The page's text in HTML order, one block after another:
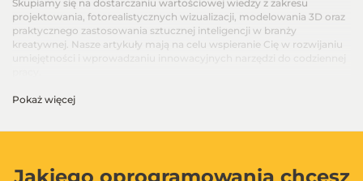
Skupiamy się na dostarczaniu wartościowej wiedzy z zakresu
projektowania, fotorealistycznych wizualizacji, modelowania 3D oraz
praktycznego zastosowania sztucznej inteligencji w branży
kreatywnej. Nasze artykuły mają na celu wspieranie Cię w rozwijaniu
Artykuły dla architektów i projektantów wnętrz –
Pokaż więcej